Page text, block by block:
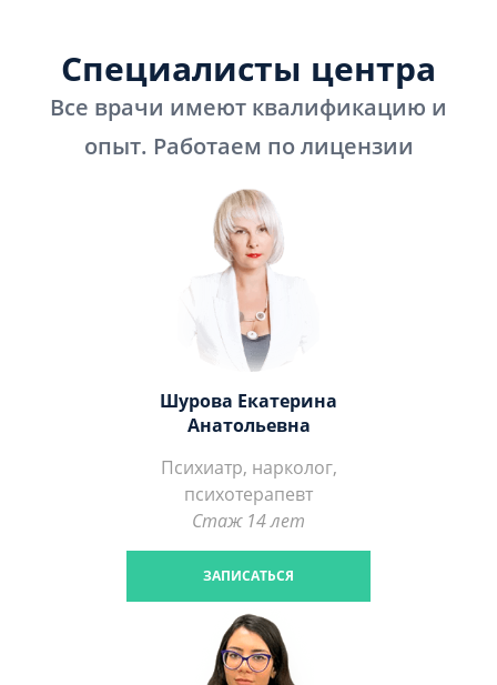
Специалисты центра
Все врачи имеют квалификацию и
опыт. Работаем по лицензии
Шурова Екатерина
Анатольевна
Психиатр, нарколог,
психотерапевт
Стаж 14 лет
ЗАПИСАТЬСЯ